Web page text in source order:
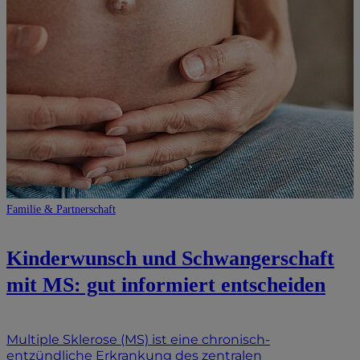
Familie & Partnerschaft
Kinderwunsch und Schwangerschaft
mit MS: gut informiert entscheiden
Multiple Sklerose (MS) ist eine chronisch-
entzündliche Erkrankung des zentralen